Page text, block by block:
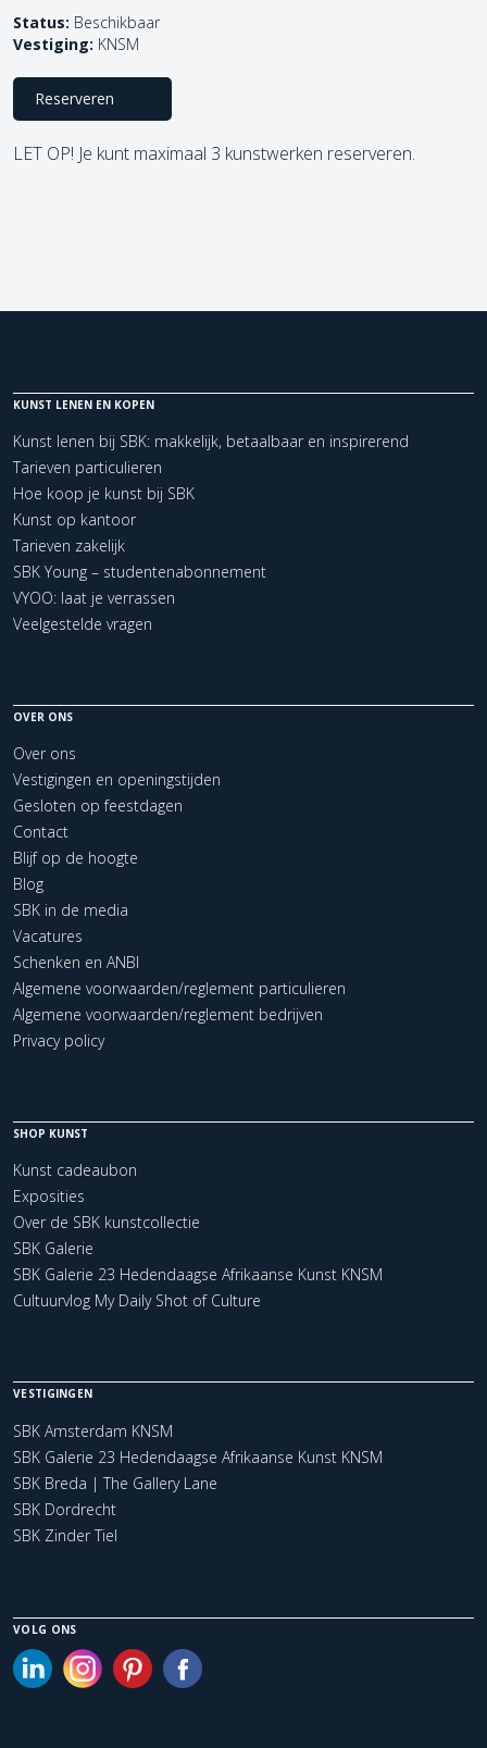
Status: Beschikbaar
Vestiging: KNSM
Reserveren
LET OP! Je kunt maximaal 3 kunstwerken reserveren.
KUNST LENEN EN KOPEN
Kunst lenen bij SBK: makkelijk, betaalbaar en inspirerend
Tarieven particulieren
Hoe koop je kunst bij SBK
Kunst op kantoor
Tarieven zakelijk
SBK Young – studentenabonnement
VYOO: laat je verrassen
Veelgestelde vragen
OVER ONS
Over ons
Vestigingen en openingstijden
Gesloten op feestdagen
Contact
Blijf op de hoogte
Blog
SBK in de media
Vacatures
Schenken en ANBI
Algemene voorwaarden/reglement particulieren
Algemene voorwaarden/reglement bedrijven
Privacy policy
SHOP KUNST
Kunst cadeaubon
Exposities
Over de SBK kunstcollectie
SBK Galerie
SBK Galerie 23 Hedendaagse Afrikaanse Kunst KNSM
Cultuurvlog My Daily Shot of Culture
VESTIGINGEN
SBK Amsterdam KNSM
SBK Galerie 23 Hedendaagse Afrikaanse Kunst KNSM
SBK Breda | The Gallery Lane
SBK Dordrecht
SBK Zinder Tiel
VOLG ONS